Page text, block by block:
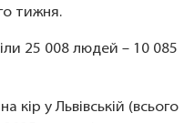
тижня.
25 008 людей – 10 085
кір у Львівській (всього